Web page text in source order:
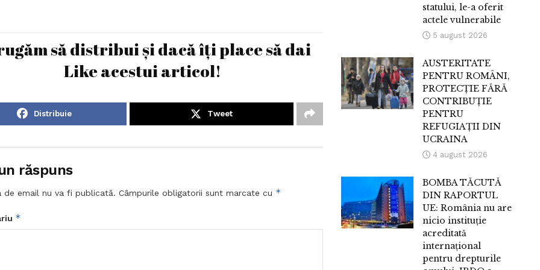
să distribui și dacă îți place să dai
Like acestui articol!
Distribuie Tweet
răspuns
de email nu va fi publicată. Câmpurile obligatorii sunt marcate cu *
*
statului, le-a oferit
actele vulnerabile
5 august 2026
AUSTERITATE
PENTRU ROMÂNI,
PROTECȚIE FĂRĂ
CONTRIBUȚIE
PENTRU
REFUGIAȚII DIN
UCRAINA
4 august 2026
BOMBA TĂCUTĂ
DIN RAPORTUL
UE: România nu are
nicio instituție
acreditată
internațional
pentru drepturile